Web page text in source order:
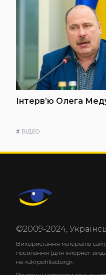
Інтерв’ю Олега
# ВІДЕО
©2009-2024,
Використання матеріалів
посилання (для інтернет-
на «ukrpohliad.org».